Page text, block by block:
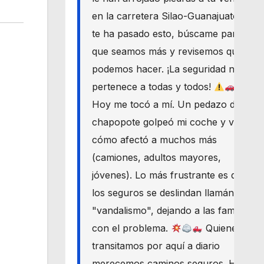
en la carretera Silao-Guanajuato? Si
te ha pasado esto, búscame para
que seamos más y revisemos qué
podemos hacer. ¡La seguridad nos
pertenece a todas y todos!
Hoy me tocó a mí. Un pedazo de
chapopote golpeó mi coche y vi
cómo afectó a muchos más
(camiones, adultos mayores,
jóvenes). Lo más frustrante es que
los seguros se deslindan llamándolo
"vandalismo", dejando a las familias
con el problema.
Quienes
transitamos por aquí a diario